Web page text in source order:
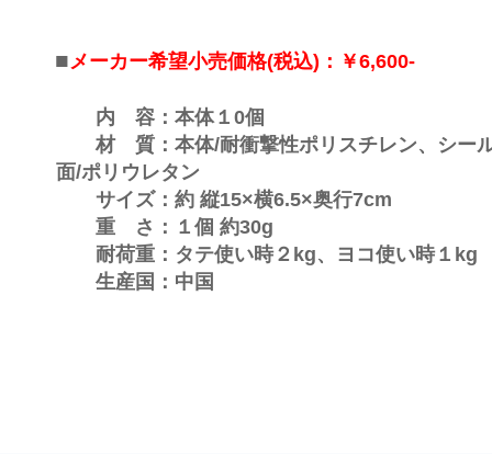
■ メーカー希望小売価格(税込)：￥6,600-
内 容：本体１0個
材 質：本体/耐衝撃性ポリスチレン、シー
面/ポリウレタン
サイズ：約 縦15×横6.5×奥行7cm
重 さ：１個 約30g
耐荷重：タテ使い時２kg、ヨコ使い時１kg
生産国：中国